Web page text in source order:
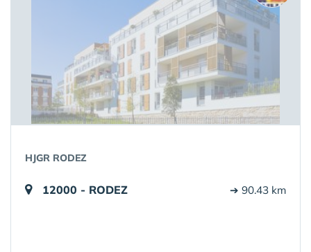
HJGR RODEZ
12000 - RODEZ ➔ 90.43 km